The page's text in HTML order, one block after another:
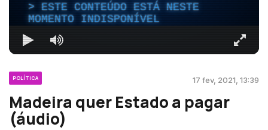
ESTE CONTEÚDO ESTÁ NESTE
MOMENTO INDISPONÍVEL
POLÍTICA 17 fev, 2021, 13:39
Madeira quer Estado a pagar
(áudio)